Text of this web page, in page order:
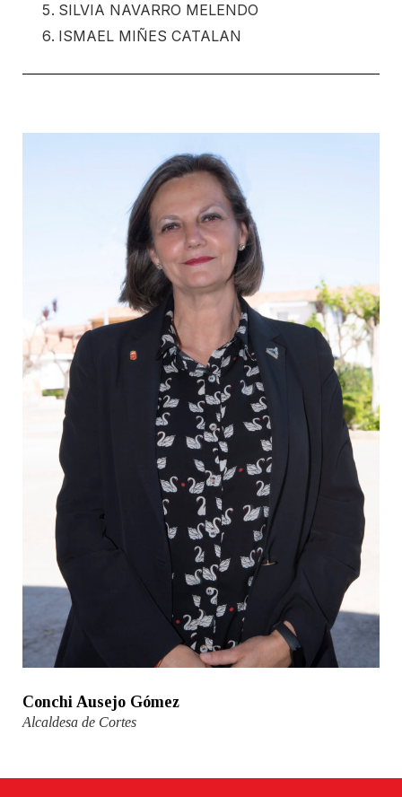
SILVIA NAVARRO MELENDO
ISMAEL MIÑES CATALAN
Conchi Ausejo Gómez
Alcaldesa de Cortes